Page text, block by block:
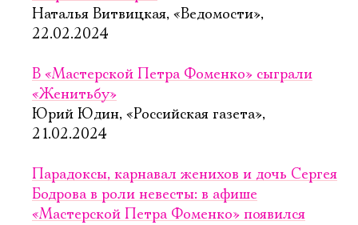
Наталья Витвицкая, «Ведомости»,
22.02.2024
В «Мастерской Петра Фоменко» сыграли
«Женитьбу»
Юрий Юдин, «Российская газета»,
21.02.2024
Парадоксы, карнавал женихов и дочь Сергея
Бодрова в роли невесты: в афише
«Мастерской Петра Фоменко» появился